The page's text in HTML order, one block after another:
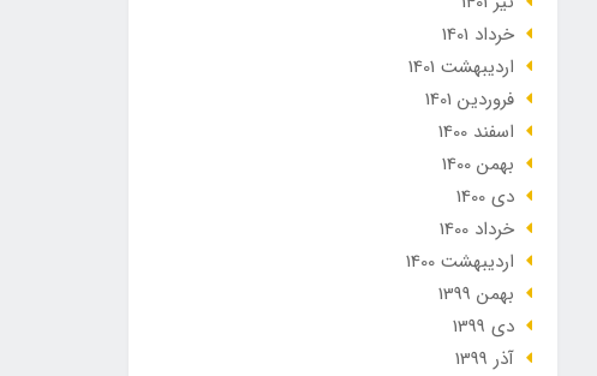
خرداد 1401
ارديبهشت 1401
فروردین 1401
اسفند 1400
بهمن 1400
دی 1400
خرداد 1400
ارديبهشت 1400
بهمن 1399
دی 1399
آذر 1399